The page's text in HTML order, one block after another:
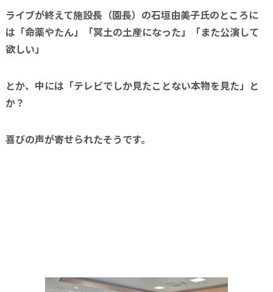
ライブが終えて施設長（園長）の石垣由美子氏のところに
は「命薬やたん」「冥土の土産になった」「また公演して
欲しい」
とか、中には「テレビでしか見たことない本物を見た」と
か？
喜びの声が寄せられたそうです。